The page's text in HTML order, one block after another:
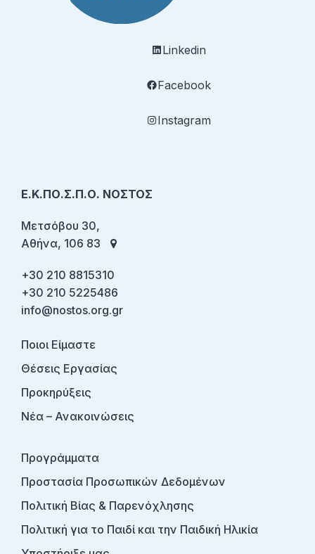
Linkedin
Facebook
Instagram
Ε.Κ.ΠΟ.Σ.Π.Ο. ΝΟΣΤΟΣ
Μετσόβου 30,
Αθήνα, 106 83
+30 210 8815310
+30 210 5225486
info@nostos.org.gr
Ποιοι Είμαστε
Θέσεις Εργασίας
Προκηρύξεις
Νέα – Ανακοινώσεις
Προγράμματα
Προστασία Προσωπικών Δεδομένων
Πολιτική Βίας & Παρενόχλησης
Πολιτική για το Παιδί και την Παιδική Ηλικία